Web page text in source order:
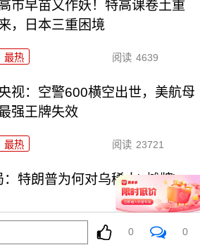
市早苗又作妖！特高课卷土重
，日本三重困境
最热 阅读 4639
视：空警600横空出世，美航母
强王牌失效
最热 阅读 23721
特朗普为何对乌稀土\"摊牌\"
0 0